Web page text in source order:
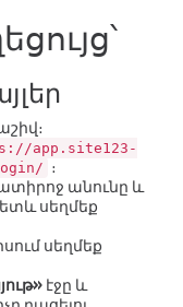
app.site123-
։
անունը և
սեղմեք
սեղմեք
էջը և